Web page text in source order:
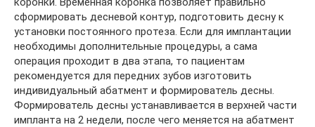
сформировать десневой контур, подготовить десну к
установки постоянного протеза. Если для имплантации
необходимы дополнительные процедуры, а сама
операция проходит в два этапа, то пациентам
рекомендуется для передних зубов изготовить
индивидуальный абатмент и формирователь десны.
Формирователь десны устанавливается в верхней части
импланта на 2 недели, после чего меняется на абатмент